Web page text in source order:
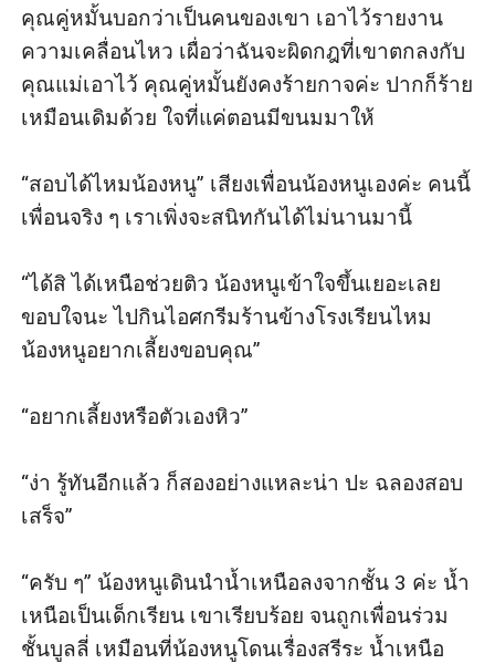
คุณคู่หมั้นบอกว่าเป็นคนของเขา เอาไว้รายงาน
ความเคลื่อนไหว เผื่อว่าฉันจะผิดกฎที่เขาตกลงกับ
คุณแม่เอาไว้ คุณคู่หมั้นยังคงร้ายกาจค่ะ ปากก็ร้าย
เหมือนเดิมด้วย ใจที่แค่ตอนมีขนมมาให้
“สอบได้ไหมน้องหนู” เสียงเพื่อนน้องหนูเองค่ะ คนนี้
เพื่อนจริง ๆ เราเพิ่งจะสนิทกันได้ไม่นานมานี้
“ได้สิ ได้เหนือช่วยติว น้องหนูเข้าใจขึ้นเยอะเลย
ขอบใจนะ ไปกินไอศกรีมร้านข้างโรงเรียนไหม
น้องหนูอยากเลี้ยงขอบคุณ”
“อยากเลี้ยงหรือตัวเองหิว”
“ง่า รู้ทันอีกแล้ว ก็สองอย่างแหละน่า ปะ ฉลองสอบ
เสร็จ”
“ครับ ๆ” น้องหนูเดินนำน้ำเหนือลงจากชั้น 3 ค่ะ น้ำ
เหนือเป็นเด็กเรียน เขาเรียบร้อย จนถูกเพื่อนร่วม
ชั้นบูลลี่ เหมือนที่น้องหนูโดนเรื่องสรีระ น้ำเหนือ